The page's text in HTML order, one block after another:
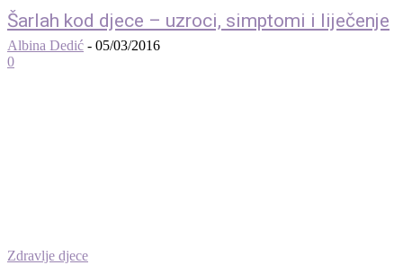
Šarlah kod djece – uzroci, simptomi i liječenje
Albina Dedić - 05/03/2016
0
Zdravlje djece